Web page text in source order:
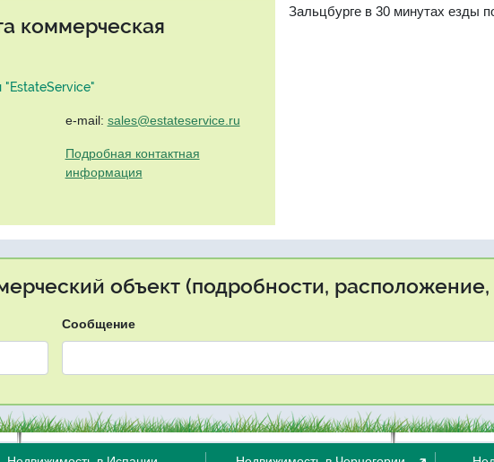
коммерческая
"EstateService"
e-mail: sales@estateservice.ru
Подробная контактная
информация
Зальцбурге в 30 минутах езды
объект (подробности, расположение,
Сообщение